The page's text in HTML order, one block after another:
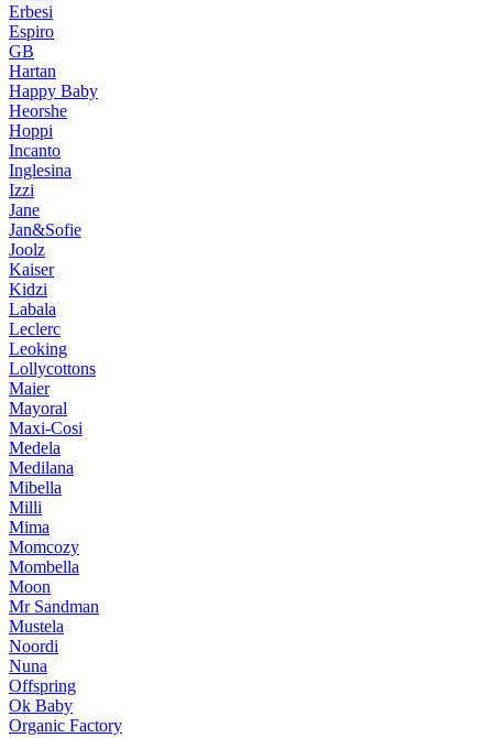
Erbesi
Espiro
GB
Hartan
Happy Baby
Heorshe
Hoppi
Incanto
Inglesina
Izzi
Jane
Jan&Sofie
Joolz
Kaiser
Kidzi
Labala
Leclerc
Leoking
Lollycottons
Maier
Mayoral
Maxi-Cosi
Medela
Medilana
Mibella
Milli
Mima
Momcozy
Mombella
Moon
Mr Sandman
Mustela
Noordi
Nuna
Offspring
Ok Baby
Organic Factory